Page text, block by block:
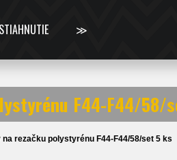
≫
F44-F44/58/
na rezačku polystyrénu F44-F44/58/set 5 ks